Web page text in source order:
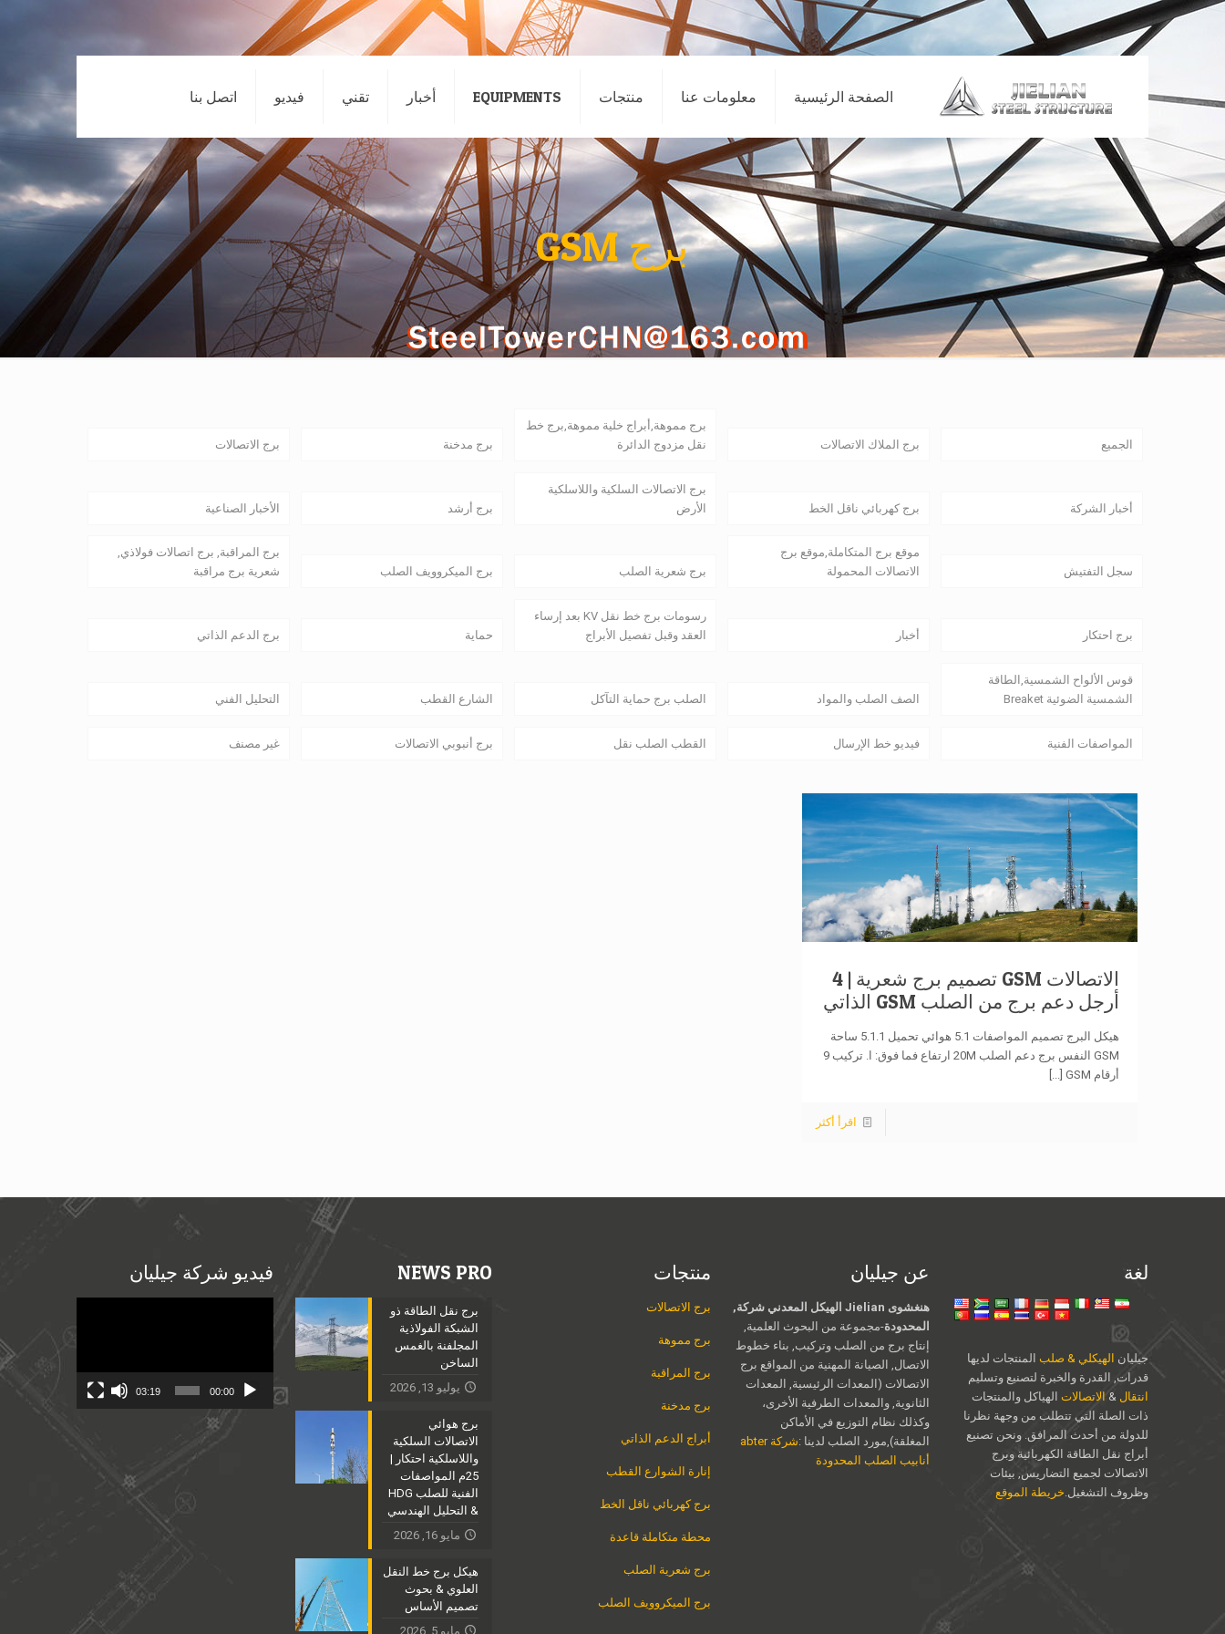
الصفحة الرئيسية معلومات عنا منتجات EQUIPMENTS أخبار تقني فيديو اتصل بنا
برج GSM
الجميع برج الملاك الاتصالات
برج مموهة,أبراج خلية مموهة,برج خط
نقل مزدوج الدائرة
برج مدخنة برج الاتصالات
أخبار الشركة برج كهربائي ناقل الخط
برج الاتصالات السلكية واللاسلكية
الأرض
برج أرشد الأخبار الصناعية
سجل التفتيش
موقع برج المتكاملة,موقع برج
الاتصالات المحمولة
برج شعرية الصلب برج الميكروويف الصلب
برج المراقبة, برج اتصالات فولاذي,
شعرية برج مراقبة
برج احتكار أخبار
رسومات برج خط نقل KV بعد إرساء
العقد وقبل تفصيل الأبراج
حماية برج الدعم الذاتي
قوس الألواح الشمسية,الطاقة
الشمسية الضوئية Breaket
الصف الصلب والمواد الصلب برج حماية التآكل الشارع القطب التحليل الفني
المواصفات الفنية فيديو خط الإرسال القطب الصلب نقل برج أنبوبي الاتصالات غير مصنف
الاتصالات GSM تصميم برج شعرية | 4
أرجل دعم برج من الصلب GSM الذاتي
هيكل البرج تصميم المواصفات 5.1 هوائي تحميل 5.1.1 ساحة
GSM النفس برج دعم الصلب 20M ارتفاع فما فوق: ا. تركيب 9
أرقام GSM
[...]
اقرأ أكثر
لغة
جيليان الهيكلي & صلب المنتجات لديها
قدرات, القدرة والخبرة لتصنيع وتسليم
انتقال & الاتصالات الهياكل والمنتجات
ذات الصلة التي تتطلب من وجهة نظرنا
للدولة من أحدث المرافق. ونحن تصنيع
أبراج نقل الطاقة الكهربائية وبرج
الاتصالات لجميع التضاريس, بيئات
وظروف التشغيل.خريطة الموقع
عن جيليان
هنغشوى Jielian الهيكل المعدني شركة,
المحدودة-مجموعة من البحوث العلمية,
إنتاج برج من الصلب وتركيب, بناء خطوط
الاتصال, الصيانة المهنية من المواقع برج
الاتصالات (المعدات الرئيسية, المعدات
الثانوية, والمعدات الطرفية الأخرى،
وكذلك نظام التوزيع في الأماكن
المغلقة),مورد الصلب لدينا :
شركة abter
أنابيب الصلب المحدودة
منتجات
برج الاتصالات
برج مموهة
برج المراقبة
برج مدخنة
أبراج الدعم الذاتي
إنارة الشوارع القطب
برج كهربائي ناقل الخط
محطة متكاملة قاعدة
برج شعرية الصلب
برج الميكروويف الصلب
NEWS PRO
برج نقل الطاقة ذو
الشبكة الفولاذية
المجلفنة بالغمس
الساخن
يوليو 13, 2026
برج هوائي
الاتصالات السلكية
واللاسلكية احتكار |
25م المواصفات
الفنية للصلب HDG
& التحليل الهندسي
مايو 16, 2026
هيكل برج خط النقل
العلوي & بحوث
تصميم الأساس
مايو 5, 2026
فيديو شركة جيليان
00:00
03:19